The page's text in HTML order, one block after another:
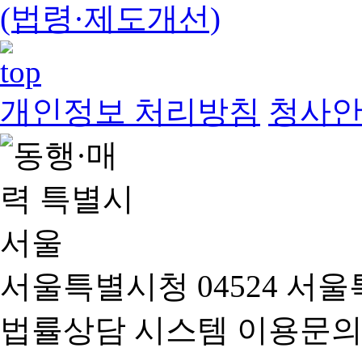
(법령·제도개선)
개인정보 처리방침 청사
서울특별시청 04524 서
법률상담 시스템 이용문